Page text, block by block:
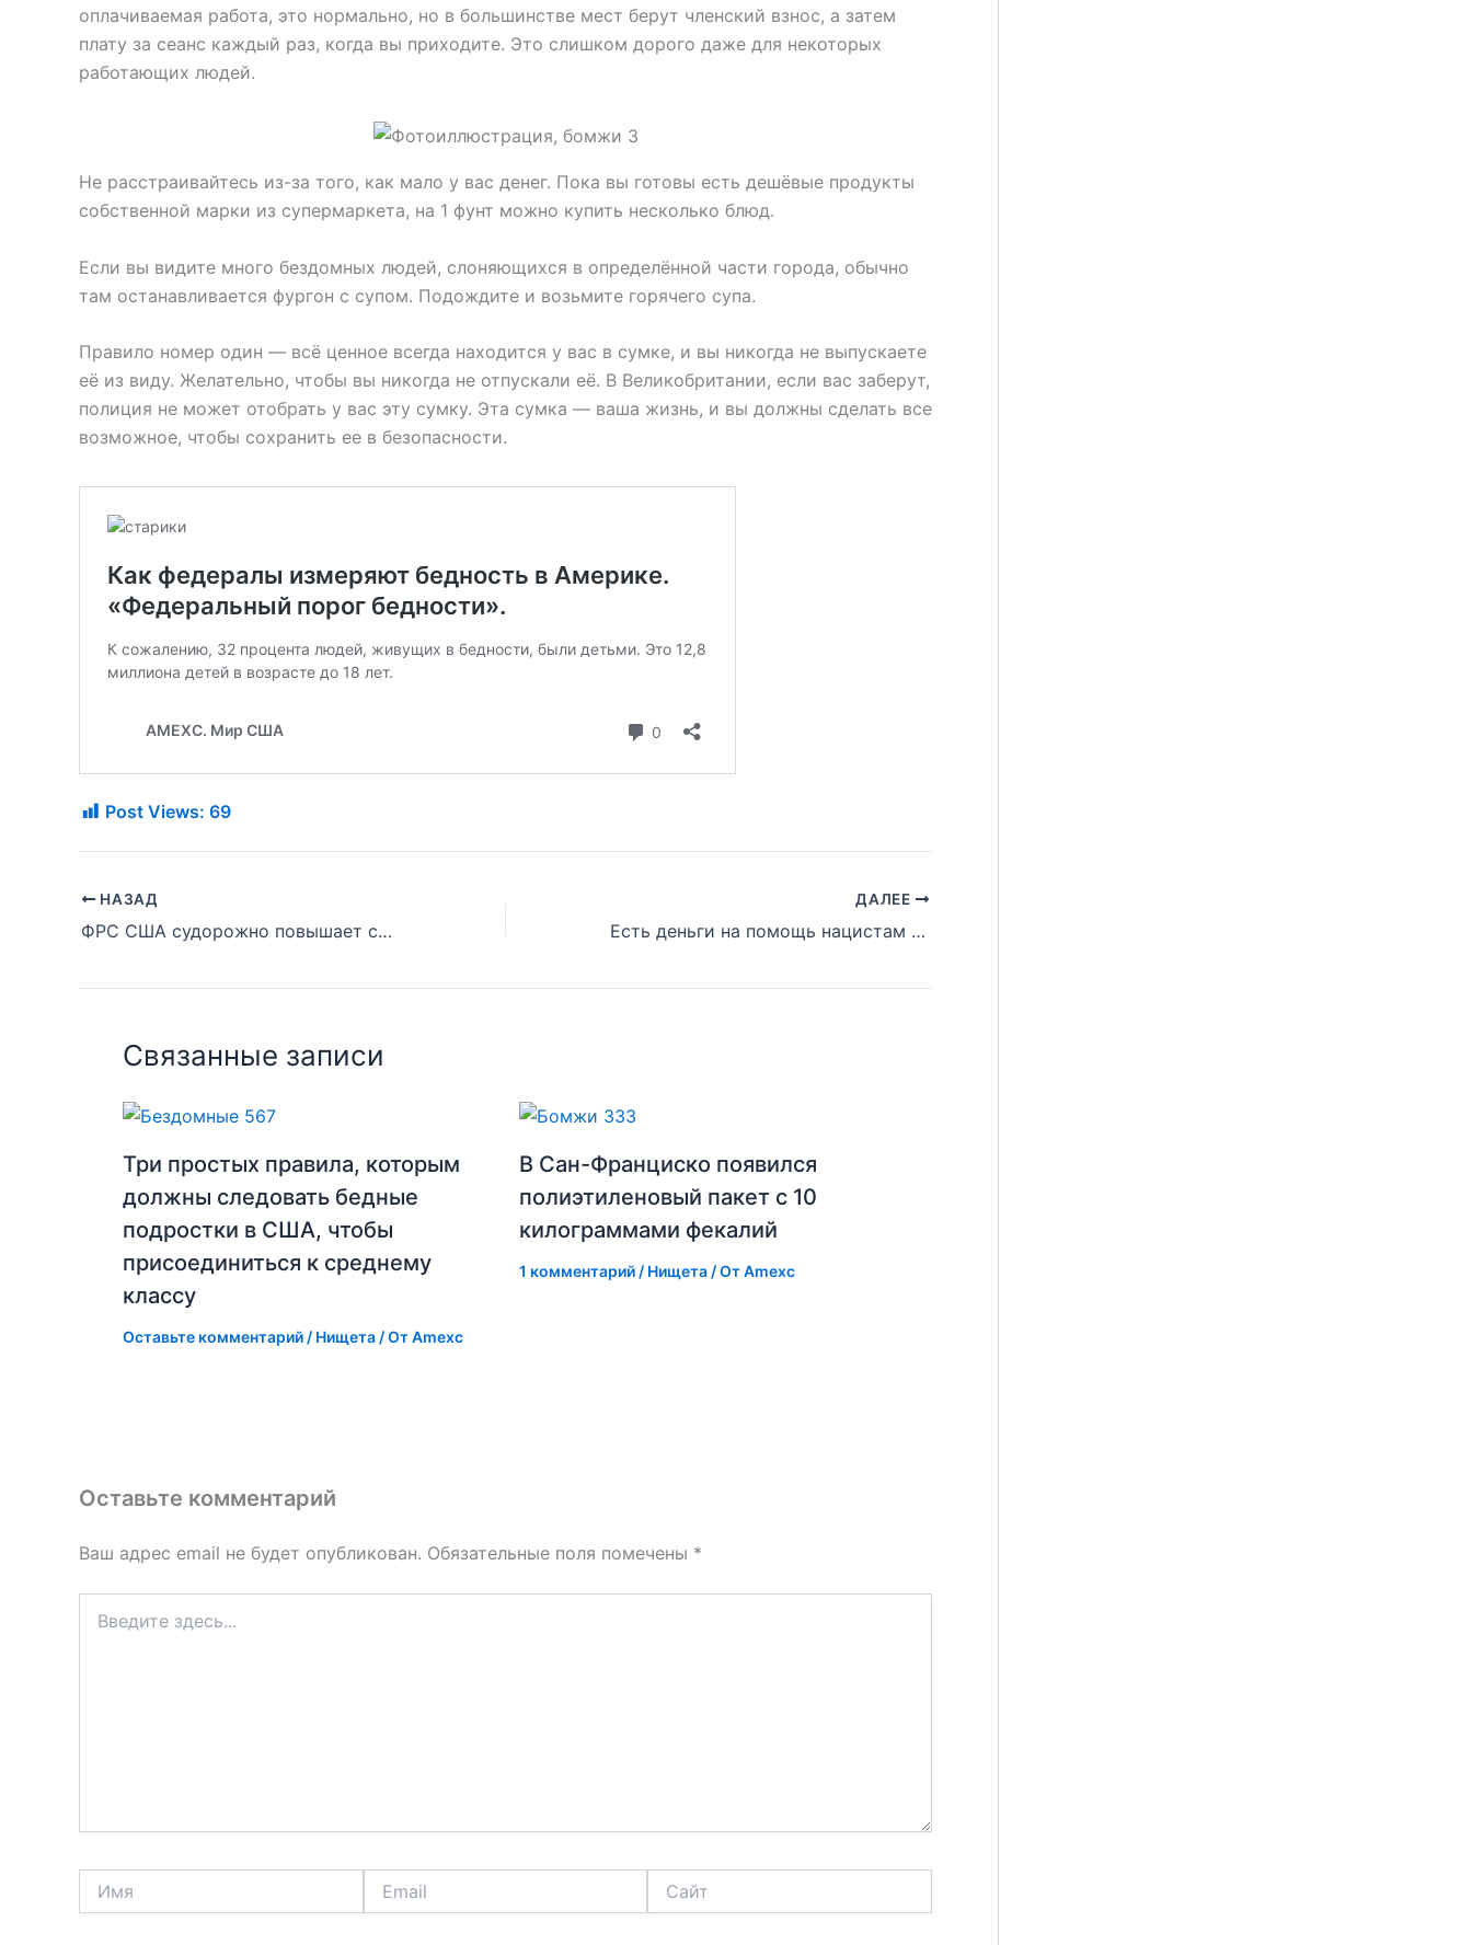
оплачиваемая работа, это нормально, но в большинстве мест берут членский взнос, а затем
плату за сеанс каждый раз, когда вы приходите. Это слишком дорого даже для некоторых
работающих людей.
Не расстраивайтесь из-за того, как мало у вас денег. Пока вы готовы есть дешёвые продукты
собственной марки из супермаркета, на 1 фунт можно купить несколько блюд.
Если вы видите много бездомных людей, слоняющихся в определённой части города, обычно
там останавливается фургон с супом. Подождите и возьмите горячего супа.
Правило номер один — всё ценное всегда находится у вас в сумке, и вы никогда не выпускаете
её из виду. Желательно, чтобы вы никогда не отпускали её. В Великобритании, если вас заберут,
полиция не может отобрать у вас эту сумку. Эта сумка — ваша жизнь, и вы должны сделать все
возможное, чтобы сохранить ее в безопасности.
Post Views: 69
НАЗАД
ФРС США судорожно повышает ставки
ДАЛЕЕ
Есть деньги на помощь нацистам Украины, на COVID денег нет. Долларов нет, но вы держитесь!
Связанные записи
Три простых правила, которым
должны следовать бедные
подростки в США, чтобы
присоединиться к среднему
классу
Оставьте комментарий / Нищета / ОтAmexc
В Сан-Франциско появился
полиэтиленовый пакет с 10
килограммами фекалий
1 комментарий / Нищета / ОтAmexc
Оставьте комментарий
Ваш адрес email не будет опубликован. Обязательные поля помечены *
здесь...